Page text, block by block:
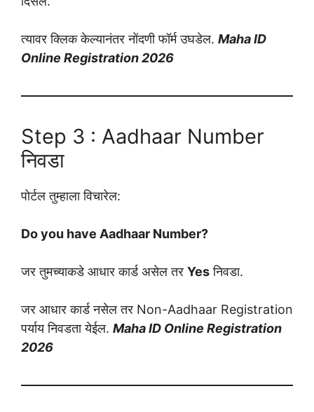
त्यावर क्लिक केल्यानंतर नोंदणी फॉर्म उघडेल. Maha ID
Online Registration 2026
Step 3 : Aadhaar Number
निवडा
पोर्टल तुम्हाला विचारेल:
Do you have Aadhaar Number?
जर तुमच्याकडे आधार कार्ड असेल तर Yesनिवडा.
जर आधार कार्ड नसेल तर Non-Aadhaar Registration
पर्याय निवडता येईल. Maha ID Online Registration
2026